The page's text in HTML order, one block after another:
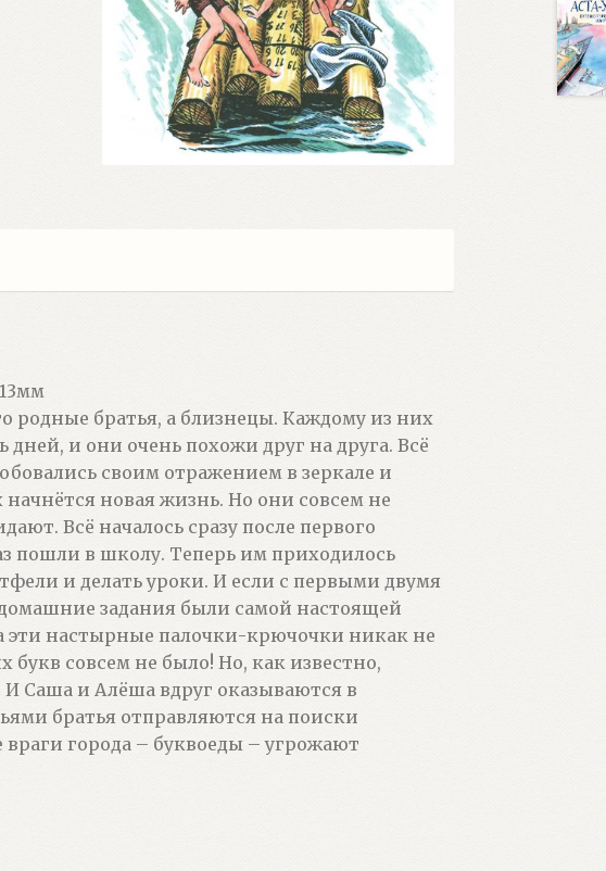
родные братья, а близнецы. Каждому из них
дней, и они очень похожи друг на друга. Всё
своим отражением в зеркале и
новая жизнь. Но они совсем не
Всё началось сразу после первого
пошли в школу. Теперь им приходилось
и делать уроки. И если с первыми двумя
задания были самой настоящей
эти настырные палочки-крючочки никак не
букв совсем не было! Но, как известно,
Саша и Алёша вдруг оказываются в
братья отправляются на поиски
города – буквоеды – угрожают